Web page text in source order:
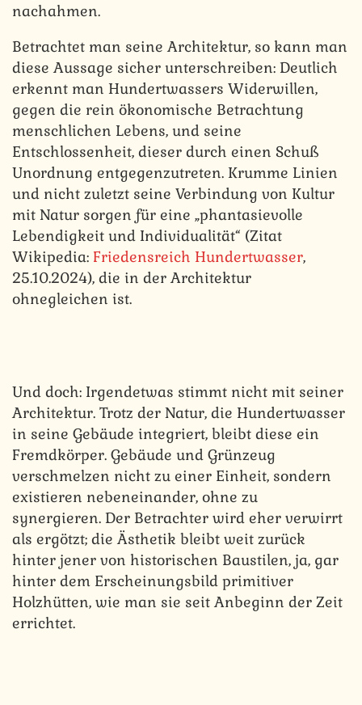
nachahmen.
Betrachtet man seine Architektur, so kann man
diese Aussage sicher unterschreiben: Deutlich
erkennt man Hundertwassers Widerwillen,
gegen die rein ökonomische Betrachtung
menschlichen Lebens, und seine
Entschlossenheit, dieser durch einen Schuß
Unordnung entgegenzutreten. Krumme Linien
und nicht zuletzt seine Verbindung von Kultur
mit Natur sorgen für eine „phantasievolle
Lebendigkeit und Individualität“ (Zitat
Wikipedia: Friedensreich Hundertwasser,
25.10.2024), die in der Architektur
ohnegleichen ist.
Und doch: Irgendetwas stimmt nicht mit seiner
Architektur. Trotz der Natur, die Hundertwasser
in seine Gebäude integriert, bleibt diese ein
Fremdkörper. Gebäude und Grünzeug
verschmelzen nicht zu einer Einheit, sondern
existieren nebeneinander, ohne zu
synergieren. Der Betrachter wird eher verwirrt
als ergötzt; die Ästhetik bleibt weit zurück
hinter jener von historischen Baustilen, ja, gar
hinter dem Erscheinungsbild primitiver
Holzhütten, wie man sie seit Anbeginn der Zeit
errichtet.